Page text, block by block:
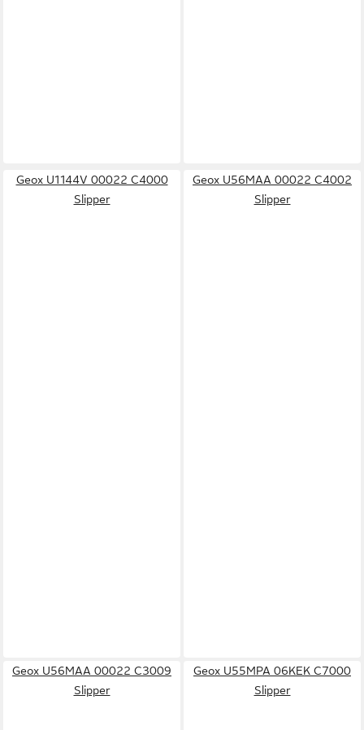
Geox U1144V 00022 C4000
Slipper
Geox U56MAA 00022 C4002
Slipper
Geox U56MAA 00022 C3009
Slipper
Geox U55MPA 06KEK C7000
Slipper